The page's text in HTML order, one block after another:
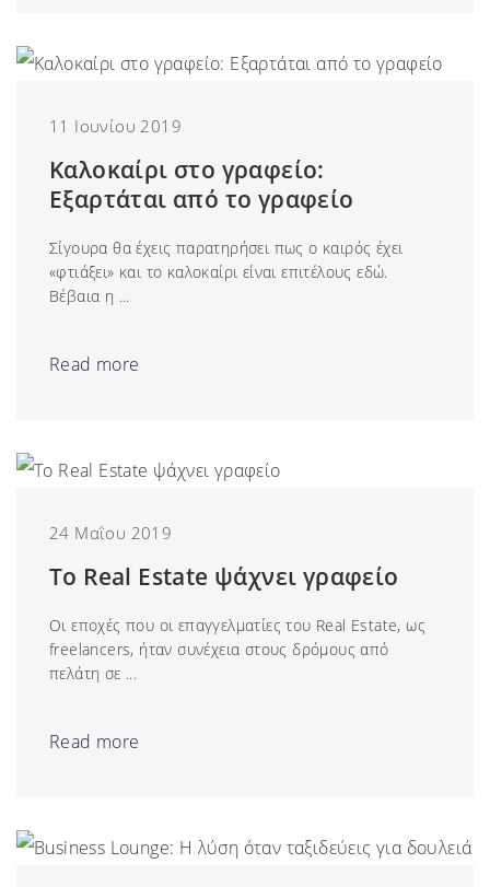
11 Ιουνίου 2019
Καλοκαίρι στο γραφείο:
Εξαρτάται από το γραφείο
Σίγουρα θα έχεις παρατηρήσει πως ο καιρός έχει
«φτιάξει» και το καλοκαίρι είναι επιτέλους εδώ.
Βέβαια η ...
Read more
24 Μαΐου 2019
Το Real Estate ψάχνει γραφείο
Οι εποχές που οι επαγγελματίες του Real Estate, ως
freelancers, ήταν συνέχεια στους δρόμους από
πελάτη σε ...
Read more